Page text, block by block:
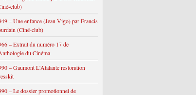
club)
– Une enfance (Jean Vigo) par Francis
(Ciné-club)
– Extrait du numéro 17 de
du Cinéma
– Gaumont L'Atalante restoration
– Le dossier promotionnel de